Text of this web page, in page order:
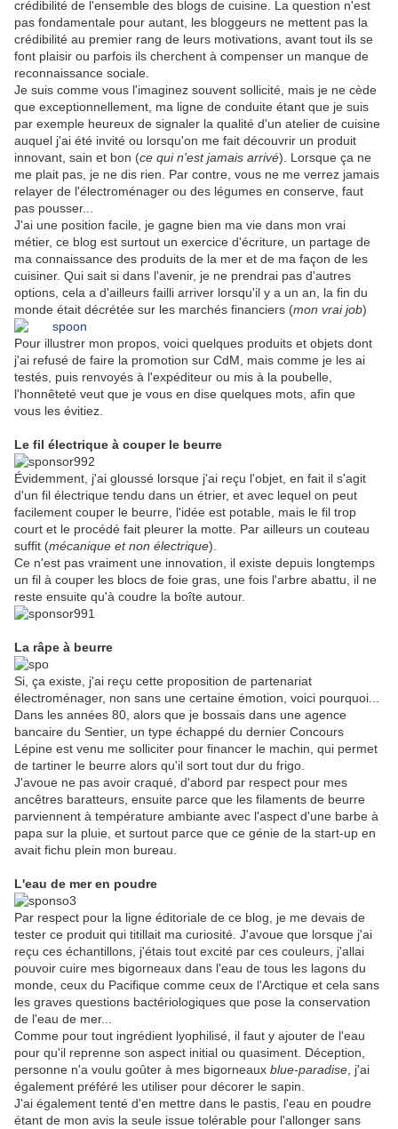
crédibilité de l'ensemble des blogs de cuisine. La question n'est
pas fondamentale pour autant, les bloggeurs ne mettent pas la
crédibilité au premier rang de leurs motivations, avant tout ils se
font plaisir ou parfois ils cherchent à compenser un manque de
reconnaissance sociale.
Je suis comme vous l'imaginez souvent sollicité, mais je ne cède
que exceptionnellement, ma ligne de conduite étant que je suis
par exemple heureux de signaler la qualité d'un atelier de cuisine
auquel j'ai été invité ou lorsqu'on me fait découvrir un produit
innovant, sain et bon (ce qui n'est jamais arrivé). Lorsque ça ne
me plait pas, je ne dis rien. Par contre, vous ne me verrez jamais
relayer de l'électroménager ou des légumes en conserve, faut
pas pousser...
J'ai une position facile, je gagne bien ma vie dans mon vrai
métier, ce blog est surtout un exercice d'écriture, un partage de
ma connaissance des produits de la mer et de ma façon de les
cuisiner. Qui sait si dans l'avenir, je ne prendrai pas d'autres
options, cela a d'ailleurs failli arriver lorsqu'il y a un an, la fin du
monde était décrétée sur les marchés financiers (mon vrai job)
Pour illustrer mon propos, voici quelques produits et objets dont
j'ai refusé de faire la promotion sur CdM, mais comme je les ai
testés, puis renvoyés à l'expéditeur ou mis à la poubelle,
l'honnêteté veut que je vous en dise quelques mots, afin que
vous les évitiez.
Le fil électrique à couper le beurre
Évidemment, j'ai gloussé lorsque j'ai reçu l'objet, en fait il s'agit
d'un fil électrique tendu dans un étrier, et avec lequel on peut
facilement couper le beurre, l'idée est potable, mais le fil trop
court et le procédé fait pleurer la motte. Par ailleurs un couteau
suffit (mécanique et non électrique).
Ce n'est pas vraiment une innovation, il existe depuis longtemps
un fil à couper les blocs de foie gras, une fois l'arbre abattu, il ne
reste ensuite qu'à coudre la boîte autour.
La râpe à beurre
Si, ça existe, j'ai reçu cette proposition de partenariat
électroménager, non sans une certaine émotion, voici pourquoi...
Dans les années 80, alors que je bossais dans une agence
bancaire du Sentier, un type échappé du dernier Concours
Lépine est venu me solliciter pour financer le machin, qui permet
de tartiner le beurre alors qu'il sort tout dur du frigo.
J'avoue ne pas avoir craqué, d'abord par respect pour mes
ancêtres baratteurs, ensuite parce que les filaments de beurre
parviennent à température ambiante avec l'aspect d'une barbe à
papa sur la pluie, et surtout parce que ce génie de la start-up en
avait fichu plein mon bureau.
L'eau de mer en poudre
Par respect pour la ligne éditoriale de ce blog, je me devais de
tester ce produit qui titillait ma curiosité. J'avoue que lorsque j'ai
reçu ces échantillons, j'étais tout excité par ces couleurs, j'allai
pouvoir cuire mes bigorneaux dans l'eau de tous les lagons du
monde, ceux du Pacifique comme ceux de l'Arctique et cela sans
les graves questions bactériologiques que pose la conservation
de l'eau de mer...
Comme pour tout ingrédient lyophilisé, il faut y ajouter de l'eau
pour qu'il reprenne son aspect initial ou quasiment. Déception,
personne n'a voulu goûter à mes bigorneaux blue-paradise , j'ai
également préféré les utiliser pour décorer le sapin.
J'ai également tenté d'en mettre dans le pastis, l'eau en poudre
étant de mon avis la seule issue tolérable pour l'allonger sans